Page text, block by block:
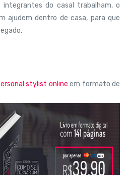
integrantes do casal trabalham, o
ajudem dentro de casa, para que
stylist online em formato de